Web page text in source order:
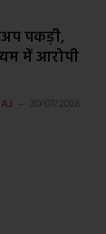
पकड़ी,
में आरोपी
30/07/2026